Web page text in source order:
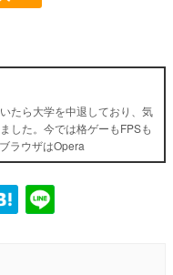
たら大学を中退しており、気
した。今では格ゲーもFPSも
ラウザはOpera